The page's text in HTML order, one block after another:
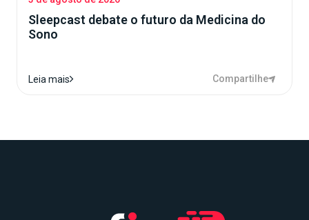
Sleepcast debate o futuro da Medicina do
Sono
Leia mais Compartilhe